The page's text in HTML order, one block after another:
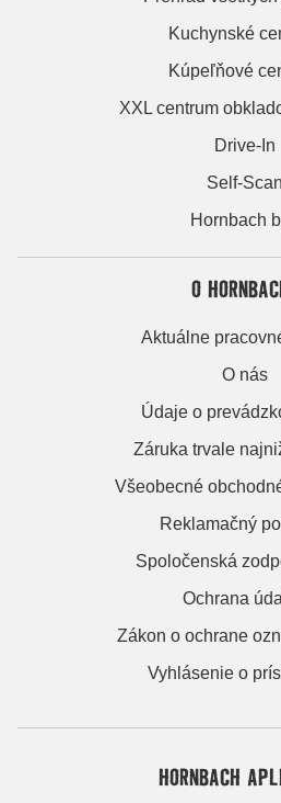
Kuchynské
Kúpeľňové
XXL centrum
Drive-In
Self-Scan
Hornbach
O
Aktuálne
O nás
Údaje o
Záruka trvale
Všeobecné
Reklamačný
Spoločenská
Ochrana
Zákon o ochrane
Vyhlásenie o
HORNBACH